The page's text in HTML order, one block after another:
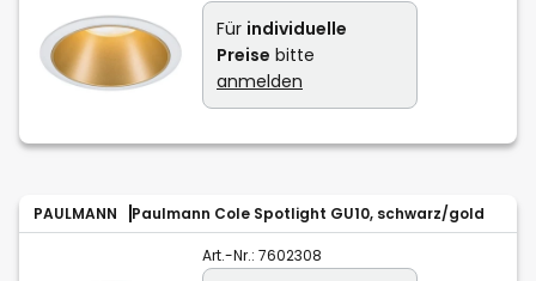
Für individuelle
Preise bitte
anmelden
PAULMANN Paulmann Cole Spotlight GU10, schwarz/gold
Art.-Nr.: 7602308